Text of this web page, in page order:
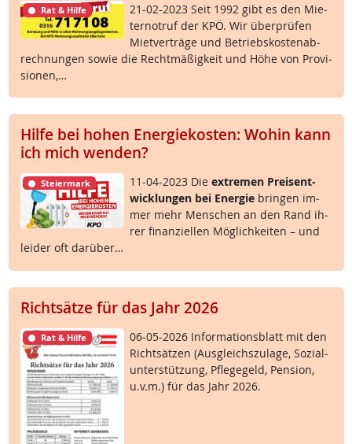
Rat & Hilfe
21-02-2023 Seit 1992 gibt es den Mie­
ter­no­t­ruf der KPÖ. Wir über­prü­fen
Miet­ver­trä­ge und Be­triebs­kos­ten­ab­
rech­nun­gen so­wie die Recht­mä­ß­ig­keit und Höhe von Pro­vi­
sio­nen,…
Hilfe bei hohen Energiekosten: Wohin kann
ich mich wenden?
Steiermark 11-04-2023 Die ex­t­re­men Preis­ent­
wick­lun­gen bei En­er­giebrin­gen im­
mer mehr Men­schen an den Rand ih­
rer fi­nan­zi­el­len Mög­lich­kei­ten – und
lei­der oft dar­über…
Richtsätze für das Jahr 2026
Rat & Hilfe
06-05-2026 In­for­ma­ti­ons­blatt mit den
Richt­sät­zen (Aus­g­leichs­zu­la­ge, So­zial­
un­ter­stüt­zung, Pf­le­ge­geld, Pen­si­on,
u.v.m.) für das Jahr 2026.